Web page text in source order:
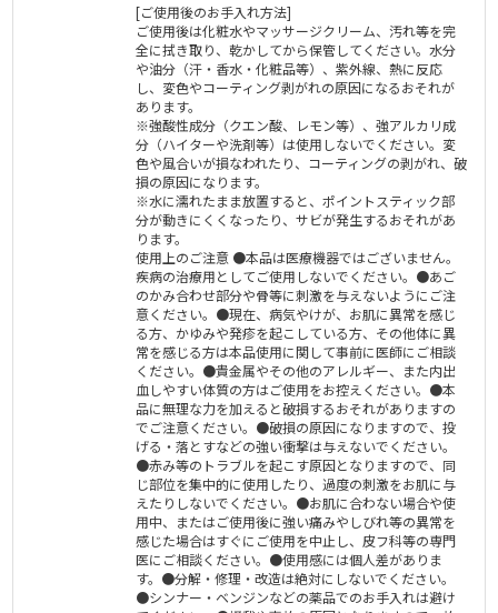
[ご使用後のお手入れ方法]
ご使用後は化粧水やマッサージクリーム、汚れ等を完
全に拭き取り、乾かしてから保管してください。水分
や油分（汗・香水・化粧品等）、紫外線、熱に反応
し、変色やコーティング剥がれの原因になるおそれが
あります。
※強酸性成分（クエン酸、レモン等）、強アルカリ成
分（ハイターや洗剤等）は使用しないでください。変
色や風合いが損なわれたり、コーティングの剥がれ、破
損の原因になります。
※水に濡れたまま放置すると、ポイントスティック部
分が動きにくくなったり、サビが発生するおそれがあ
ります。
使用上のご注意 ●本品は医療機器ではございません。
疾病の治療用としてご使用しないでください。●あご
のかみ合わせ部分や骨等に刺激を与えないようにご注
意ください。●現在、病気やけが、お肌に異常を感じ
る方、かゆみや発疹を起こしている方、その他体に異
常を感じる方は本品使用に関して事前に医師にご相談
ください。●貴金属やその他のアレルギー、また内出
血しやすい体質の方はご使用をお控えください。●本
品に無理な力を加えると破損するおそれがありますの
でご注意ください。●破損の原因になりますので、投
げる・落とすなどの強い衝撃は与えないでください。
●赤み等のトラブルを起こす原因となりますので、同
じ部位を集中的に使用したり、過度の刺激をお肌に与
えたりしないでください。●お肌に合わない場合や使
用中、またはご使用後に強い痛みやしびれ等の異常を
感じた場合はすぐにご使用を中止し、皮フ科等の専門
医にご相談ください。●使用感には個人差がありま
す。●分解・修理・改造は絶対にしないでください。
●シンナー・ベンジンなどの薬品でのお手入れは避け